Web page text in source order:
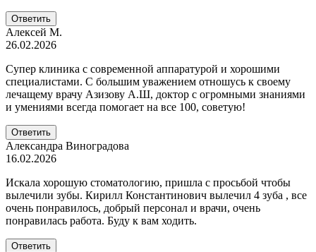
Ответить
Алексей М.
26.02.2026
Супер клиника с современной аппаратурой и хорошими
специалистами. C большим уважением отношусь к своему
лечащему врачу Азизову А.Ш, доктор с огромными знаниями
и умениями всегда помогает на все 100, советую!
Ответить
Александра Виноградова
16.02.2026
Искала хорошую стоматологию, пришла с просьбой чтобы
вылечили зубы. Кирилл Константинович вылечил 4 зуба , все
очень понравилось, добрый персонал и врачи, очень
понравилась работа. Буду к вам ходить.
Ответить